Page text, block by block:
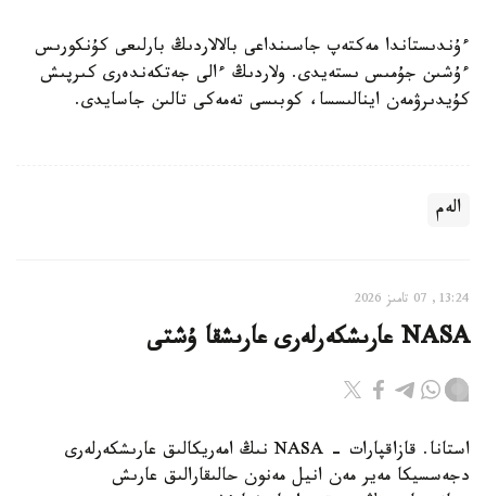
ءۇندىستاندا مەكتەپ جاسىنداعى بالالاردىڭ بارلىعى كۇنكورىس
ءۇشىن جۇمىس ىستەيدى. ولاردىڭ ءالى جەتكەندەرى كىرپىش
كۇيدىرۋمەن اينالىسسا، كوبىسى تەمەكى تالىن جاسايدى.
الەم
13:24, 07 تامىز 2026
NASA عارىشكەرلەرى عارىشقا ۇشتى
استانا. قازاقپارات - NASA نىڭ امەريكالىق عارىشكەرلەرى
دجەسسيكا مەير مەن انيل مەنون حالىقارالىق عارىش